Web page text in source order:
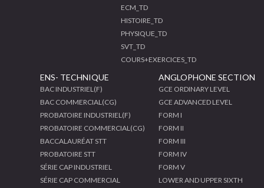
ECM_TD
HISTOIRE_TD
PHYSIQUE_TD
SVT_TD
COURS+EXERCICES_TD
ENS- TECHNIQUE
BAC INDUSTRIEL(F)
BAC COMMERCIAL(CG)
PROBATOIRE INDUSTRIEL(F)
PROBATOIRE COMMERCIAL(CG)
BACCALAURÉAT STT
PROBATOIRE STT
SÉRIE CAP INDUSTRIEL
SÉRIE CAP COMMERCIAL
ANGLOPHONE SECTION
GCE ORDINARY LEVEL
GCE ADVANCED LEVEL
FORM I
FORM II
FORM III
FORM IV
FORM V
LOWER AND UPPER SIXTH